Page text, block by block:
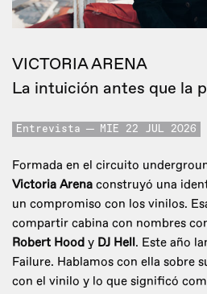
VICTORIA ARENA
La intuición antes que la
Entrevista MIE 22 JUL 2026
Formada en el circuito
Victoria Arena construyó una
un compromiso con los vinilos.
compartir cabina con nombres
Robert Hood y DJ Hell. Este año
Failure. Hablamos con ella sobre
con el vinilo y lo que significó